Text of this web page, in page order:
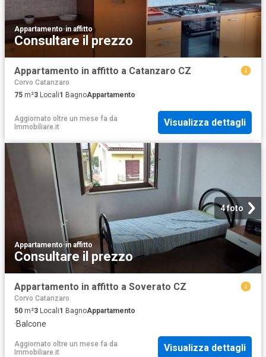
Appartamento·in affitto
Consultare il prezzo
Appartamento in affitto a Catanzaro CZ
Corvo Catanzaro
75 m²3 Locali1 BagnoAppartamento
Aggiornato oltre un mese fa da
Immobiliare.it
Visualizza dettagli
4 foto
Appartamento·in affitto
Consultare il prezzo
Appartamento in affitto a Soverato CZ
Corvo Catanzaro
50 m²3 Locali1 BagnoAppartamento
·Balcone
Aggiornato oltre un mese fa da
Immobiliare.it
Visualizza dettagli